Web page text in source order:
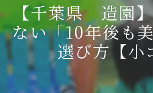
【千葉県 造園
ない「10年後も
選び方【小